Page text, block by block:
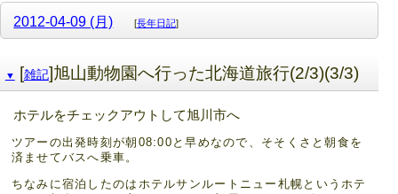
2012-04-09 (月) [長年日記]
▼ [雑記]旭山動物園へ行った北海道旅行(2/3)(3/3)
ホテルをチェックアウトして旭川市へ
ツアーの出発時刻が朝08:00と早めなので、そそくさと朝食を
済ませてバスへ乗車。
ちなみに宿泊したのはホテルサンルートニュー札幌というホテ